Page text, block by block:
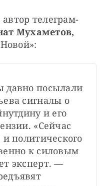
телеграм-
Мухаметов,
давно посылали
сигналы о
и его
«Сейчас
политического
к силовым
эксперт. —